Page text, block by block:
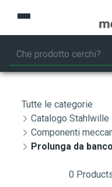
Skip to Main Content
Tutte le categorie
Catalogo Stahlwille
Componenti
0